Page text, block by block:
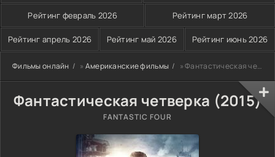
Рейтинг февраль 2026 Рейтинг март 2026
Рейтинг апрель 2026 Рейтинг май 2026 Рейтинг июнь 2026
Фильмы онлайн » Американские фильмы » Фантастическая четверка (2015)
Фантастическая четверка (2015)
FANTASTIC FOUR